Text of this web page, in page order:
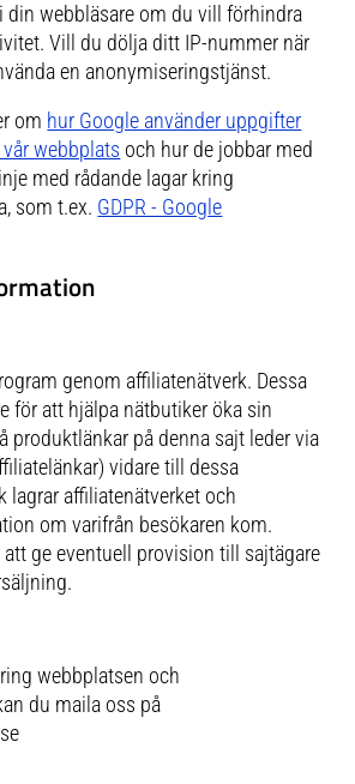
din webbläsare om du vill förhindra
Vill du dölja ditt IP-nummer när
en anonymiseringstjänst.
om hur Google använder uppgifter
webbplats och hur de jobbar med
med rådande lagar kring
som t.ex. GDPR - Google
genom affiliatenätverk. Dessa
för att hjälpa nätbutiker öka sin
produktlänkar på denna sajt leder via
vidare till dessa
lagrar affiliatenätverket och
om varifrån besökaren kom.
att ge eventuell provision till sajtägare
webbplatsen och
du maila oss på